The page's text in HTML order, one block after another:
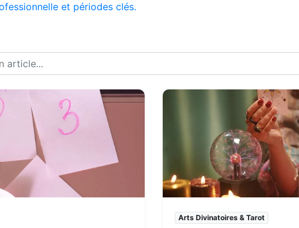
et périodes clés.
Arts Divinatoires & Tarot